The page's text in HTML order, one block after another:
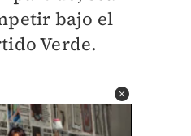
bajo el
Verde.